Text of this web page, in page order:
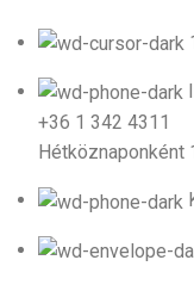
+36 1 342 4311
Hétköznaponként